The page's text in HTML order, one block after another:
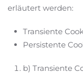
erläutert werden:
Transiente
Persistente
b) Transiente